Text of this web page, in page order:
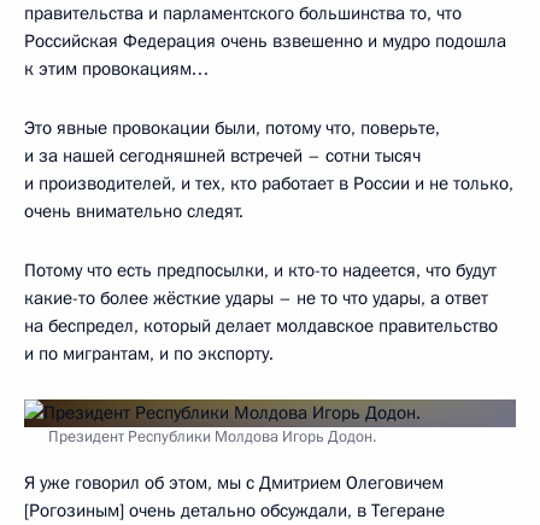
правительства и парламентского большинства то, что
Российская Федерация очень взвешенно и мудро подошла
к этим провокациям…
Это явные провокации были, потому что, поверьте,
и за нашей сегодняшней встречей – сотни тысяч
и производителей, и тех, кто работает в России и не только,
очень внимательно следят.
Потому что есть предпосылки, и кто-то надеется, что будут
какие-то более жёсткие удары – не то что удары, а ответ
на беспредел, который делает молдавское правительство
и по мигрантам, и по экспорту.
Президент Республики Молдова Игорь Додон.
Я уже говорил об этом, мы с Дмитрием Олеговичем
[Рогозиным] очень детально обсуждали, в Тегеране